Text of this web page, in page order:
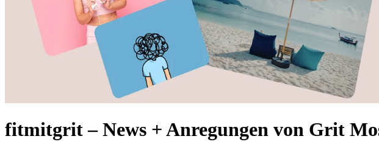
fitmitgrit – News + Anregungen von Grit